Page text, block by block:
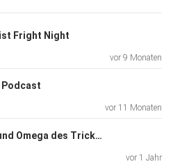
Fright Night
vor 9 Monaten
Podcast
vor 11 Monaten
PP#40 Das Alpha und Omega des Trick-CGIs
vor 1 Jahr